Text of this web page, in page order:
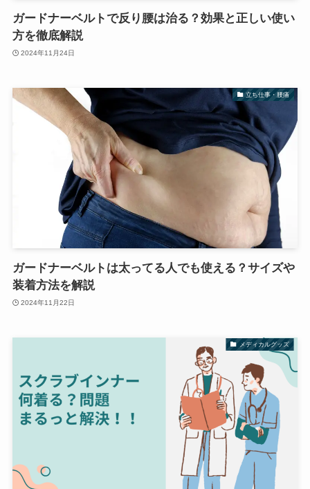
ガードナーベルトで反り腰は治る？効果と正しい使い
方を徹底解説
2024年11月24日
立ち仕事・腰痛
ガードナーベルトは太ってる人でも使える？サイズや
装着方法を解説
2024年11月22日
メディカルグッズ